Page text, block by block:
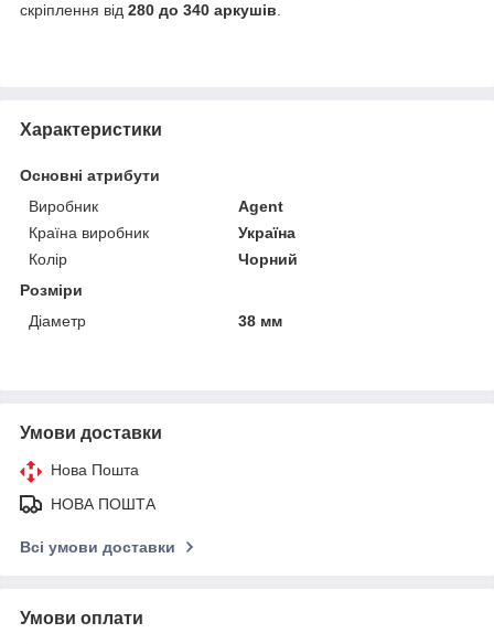
скріплення від 280 до 340 аркушів.
Характеристики
Основні атрибути
Виробник
Agent
Країна виробник
Україна
Колір
Чорний
Розміри
Діаметр
38 мм
Умови доставки
Нова Пошта
НОВА ПОШТА
Всі умови доставки
Умови оплати